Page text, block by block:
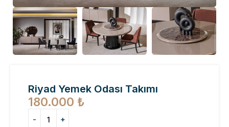
Riyad Yemek Odası Takımı
180.000 ₺